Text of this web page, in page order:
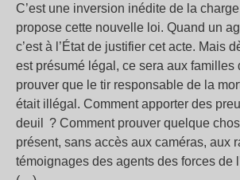
C’est une inversion inédite de la
propose cette nouvelle loi. Quand un
c’est à l’État de justifier cet acte. Mais
est présumé légal, ce sera aux familles
prouver que le tir responsable de la
était illégal. Comment apporter des
deuil
? Comment prouver quelque
présent, sans accès aux caméras, aux
témoignages des agents des forces de